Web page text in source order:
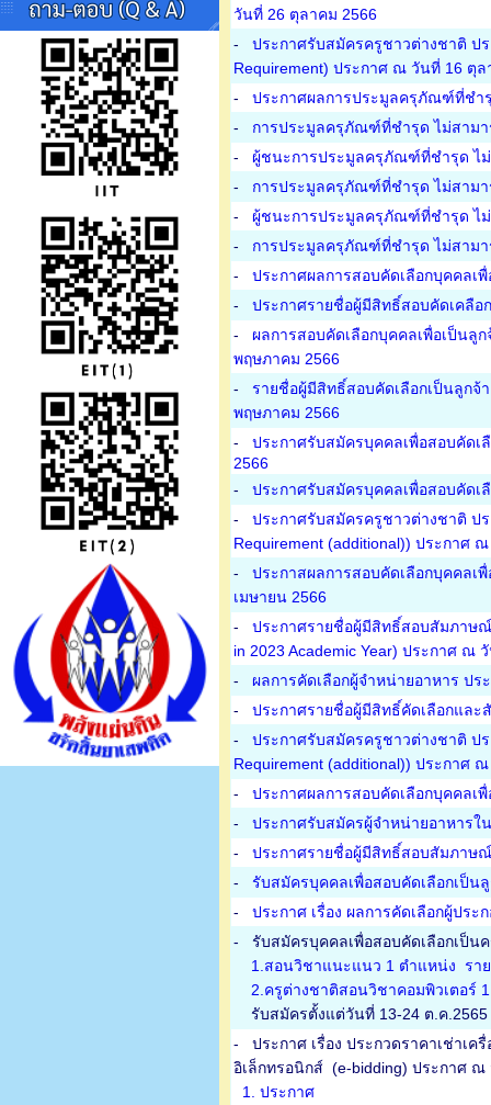
วันที่ 26 ตุลาคม 2566
-
ประกาศรับสมัครครูชาวต่างชาติ ปร
Requirement) ประกาศ ณ วันที่ 16 ตุล
-
ประกาศผลการประมูลครุภัณฑ์ที่ชำ
-
การประมูลครุภัณฑ์ที่ชำรุด ไม่สาม
-
ผู้ชนะการประมูลครุภัณฑ์ที่ชำรุด ไ
-
การประมูลครุภัณฑ์ที่ชำรุด ไม่สาม
-
ผู้ชนะการประมูลครุภัณฑ์ที่ชำรุด ไ
-
การประมูลครุภัณฑ์ที่ชำรุด ไม่สาม
-
ประกาศผลการสอบคัดเลือกบุคคลเ
-
ประกาศรายชื่อผู้มีสิทธิ์สอบคัดเคลื
-
ผลการสอบคัดเลือกบุคคลเพื่อเป็น
พฤษภาคม 2566
-
รายชื่อผู้มีสิทธิ์สอบคัดเลือกเป็นลูก
พฤษภาคม 2566
-
ประกาศรับสมัครบุคคลเพื่อสอบคัด
2566
-
ประกาศรับสมัครบุคคลเพื่อสอบคัด
-
ประกาศรับสมัครครูชาวต่างชาติ ปร
Requirement (additional)) ประกาศ
-
ประกาสผลการสอบคัดเลือกบุคคลเ
เมษายน 2566
-
ประกาศรายชื่อผู้มีสิทธิ์สอบสัมภาษณ์
in 2023 Academic Year) ประกาศ ณ
-
ผลการคัดเลือกผู้จำหน่ายอาหาร ป
-
ประกาศรายชื่อผู้มีสิทธิ์คัดเลือกแล
-
ประกาศรับสมัครครูชาวต่างชาติ ปร
Requirement (additional)) ประกาศ
-
ประกาศผลการสอบคัดเลือกบุคคลเ
-
ประกาศรับสมัครผู้จำหน่ายอาหารใ
-
ประกาศรายชื่อผู้มีสิทธิ์สอบสัมภาษ
-
รับสมัครบุคคลเพื่อสอบคัดเลือกเป็
-
ประกาศ เรื่อง ผลการคัดเลือกผู้ปร
-
รับสมัครบุคคลเพื่อสอบคัดเลือกเป็น
1.สอนวิชาแนะแนว 1 ตำแหน่ง รา
2.ครูต่างชาติสอนวิชาคอมพิวเตอร์
รับสมัครตั้งแต่วันที่ 13-24 ต.ค.2565
-
ประกาศ เรื่อง ประกวดราคาเช่าเ
อิเล็กทรอนิกส์ (e-bidding) ประกาศ
1. ประกาศ